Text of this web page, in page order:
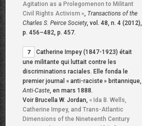
Agitation as a Prolegomenon to Militant
Civil Rights Activism », Transactions of the
Charles S. Peirce Society, vol. 48, n. 4 (2012),
p. 456–482, p. 457.
7
Catherine Impey (1847-1923) était
une militante qui luttait contre les
discriminations raciales. Elle fonda le
premier journal « anti-raciste» britannique,
Anti-Caste, en mars 1888.
Voir Brucella W. Jordan,« Ida B. Wells,
Catherine Impey, and Trans-Atlantic
Dimensions of the Nineteenth Century